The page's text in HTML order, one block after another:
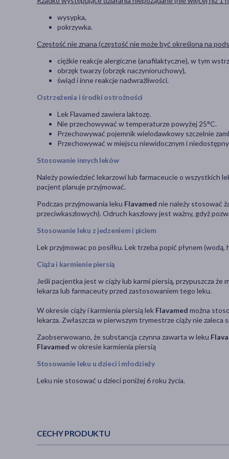
wysypka,
pokrzywka.
Częstość nie znana (częstość nie może być określona na
ciężkie reakcje alergiczne (anafilaktyczne), w tym
obrzęk twarzy (obrzęk naczynioruchowy),
świąd i inne reakcje nadwrażliwości.
Ostrzeżenia i środki ostrożności
Lek Flavamed zawiera laktozę.
Nie przechowywać w temperaturze powyżej 25°C.
Przechowywać pojemnik wielodawkowy szczelnie
Przechowywać w miejscu niewidocznym i
Stosowanie innych leków
Należy powiedzieć lekarzowi lub farmaceucie o wszystkich
pacjent planuje przyjmować.
Podczas przyjmowania leku Flavamed nie należy stosować
przeciwkaszlowych). Odruch kaszlowy jest ważny, gdyż
Stosowanie leku z jedzeniem i piciem
Lek przyjmowac po posiłku. Lek trzeba popić płynem
Ciąża i karmienie piersią
Jeśli pacjentka jest w ciąży lub karmi piersią, przypuszcza
lekarza lub farmaceuty przed zastosowaniem tego leku.
W okresie ciąży i karmienia piersią lek Flavamed można
lekarza. Zwłaszcza w pierwszym trymestrze ciąży nie zaleca
Zaobserwowano, że substancja czynna zawarta w leku
Flavamed w okresie karmienia piersią
Stosowanie leku u dzieci i młodzieży
Leku nie stosować u dzieci poniżej 6 roku życia.
CECHY PRODUKTU